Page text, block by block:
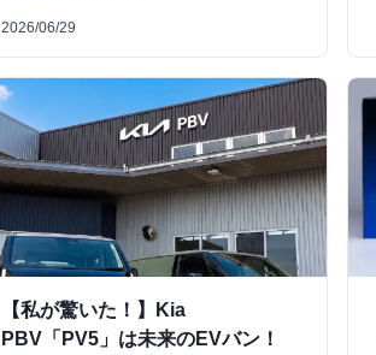
2026/06/29
【私が驚いた！】Kia
PBV「PV5」は未来のEVバン！